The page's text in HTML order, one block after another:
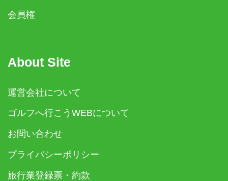
会員権
About Site
運営会社について
ゴルフへ行こうWEBについて
お問い合わせ
プライバシーポリシー
旅行業登録票・約款